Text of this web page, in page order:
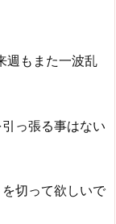
週もまた一波乱
っ張る事はない
切って欲しいで